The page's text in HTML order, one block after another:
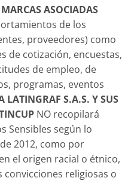
ASOCIADAS
de los
proveedores) como
de cotización, encuestas,
de empleo, de
programas, eventos
LATINGRAF S.A.S. Y SUS
NO recopilará
Sensibles según lo
2012, como por
el origen racial o étnico,
religiosas o